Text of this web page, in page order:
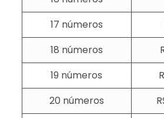
17 números
18 números
19 números
20 números